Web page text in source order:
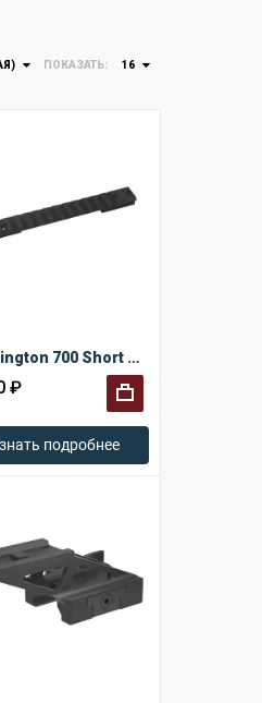
ПОКАЗАТЬ: 16
Remington 700 Short 20 MOA
₽
подробнее